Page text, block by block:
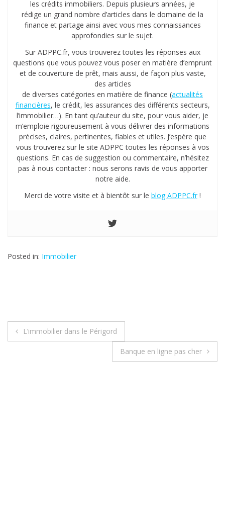
les crédits immobiliers. Depuis plusieurs années, je
rédige un grand nombre d’articles dans le domaine de la
finance et partage ainsi avec vous mes connaissances
approfondies sur le sujet.
Sur ADPPC.fr, vous trouverez toutes les réponses aux
questions que vous pouvez vous poser en matière d’emprunt
et de couverture de prêt, mais aussi, de façon plus vaste,
des articles
de diverses catégories en matière de finance (actualités
financières, le crédit, les assurances des différents secteurs,
l’immobilier…). En tant qu’auteur du site, pour vous aider, je
m’emploie rigoureusement à vous délivrer des informations
précises, claires, pertinentes, fiables et utiles. J’espère que
vous trouverez sur le site ADPPC toutes les réponses à vos
questions. En cas de suggestion ou commentaire, n’hésitez
pas à nous contacter : nous serons ravis de vous apporter
notre aide.
Merci de votre visite et à bientôt sur le blog ADPPC.fr!
Posted in: Immobilier
N
L’immobilier dans le Périgord
Banque en ligne pas cher